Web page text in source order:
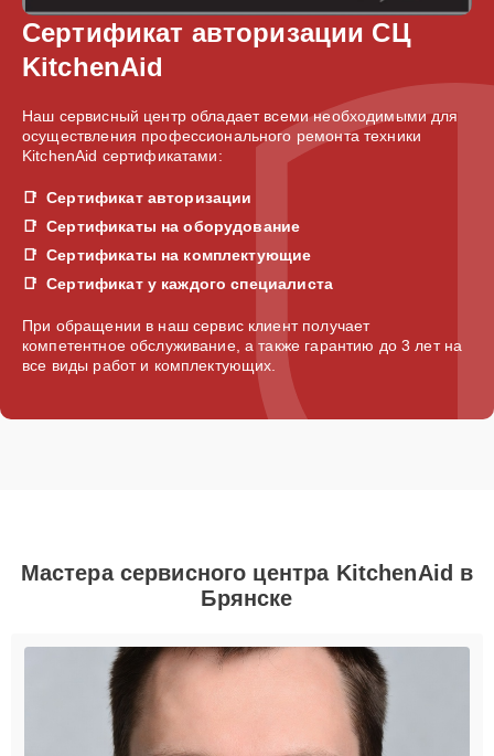
Сертификат авторизации СЦ
KitchenAid
Наш сервисный центр обладает всеми необходимыми для
осуществления профессионального ремонта техники
KitchenAid сертификатами:
Сертификат авторизации
Сертификаты на оборудование
Сертификаты на комплектующие
Сертификат у каждого специалиста
При обращении в наш сервис клиент получает
компетентное обслуживание, а также гарантию до 3 лет на
все виды работ и комплектующих.
Мастера сервисного центра KitchenAid в
Брянске